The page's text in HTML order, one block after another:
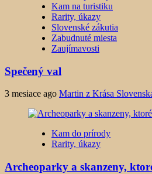
Kam na turistiku
Rarity, úkazy
Slovenské zákutia
Zabudnuté miesta
Zaujímavosti
Spečený val
3 mesiace ago Martin z Krása
Kam do prírody
Rarity, úkazy
Archeoparky a skanzeny,